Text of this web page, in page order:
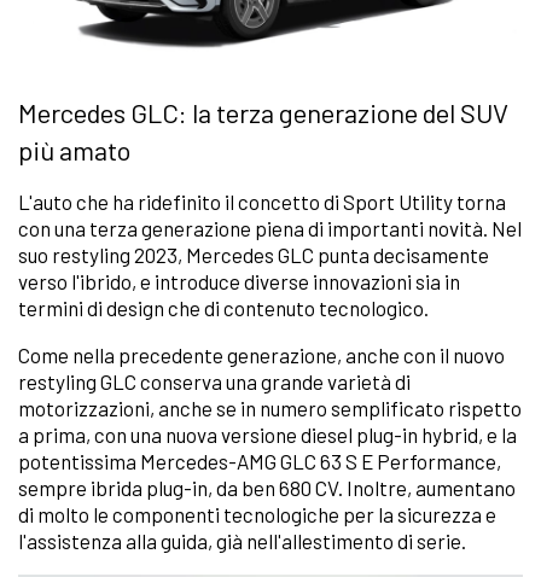
Mercedes GLC: la terza generazione del SUV
più amato
L'auto che ha ridefinito il concetto di Sport Utility torna
con una terza generazione piena di importanti novità. Nel
suo restyling 2023, Mercedes GLC punta decisamente
verso l'ibrido, e introduce diverse innovazioni sia in
termini di design che di contenuto tecnologico.
Come nella precedente generazione, anche con il nuovo
restyling GLC conserva una grande varietà di
motorizzazioni, anche se in numero semplificato rispetto
a prima, con una nuova versione diesel plug-in hybrid, e la
potentissima Mercedes-AMG GLC 63 S E Performance,
sempre ibrida plug-in, da ben 680 CV. Inoltre, aumentano
di molto le componenti tecnologiche per la sicurezza e
l'assistenza alla guida, già nell'allestimento di serie.